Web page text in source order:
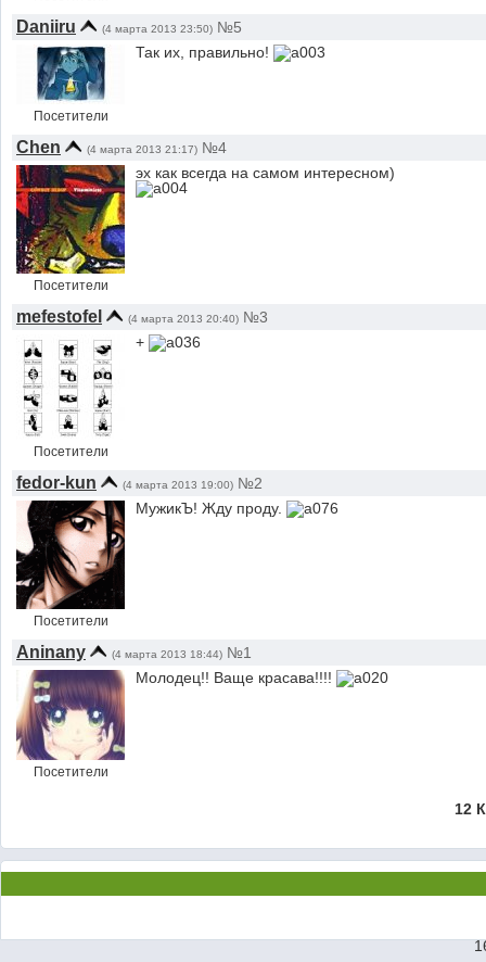
Daniiru (4 марта 2013 23:50) №5
Посетители
Так их, правильно!
Chen (4 марта 2013 21:17) №4
Посетители
эх как всегда на самом интересном)
mefestofel (4 марта 2013 20:40) №3
Посетители
+
fedor-kun (4 марта 2013 19:00) №2
Посетители
МужикЪ! Жду проду.
Aninany (4 марта 2013 18:44) №1
Посетители
Молодец!! Ваще красава!!!!
12